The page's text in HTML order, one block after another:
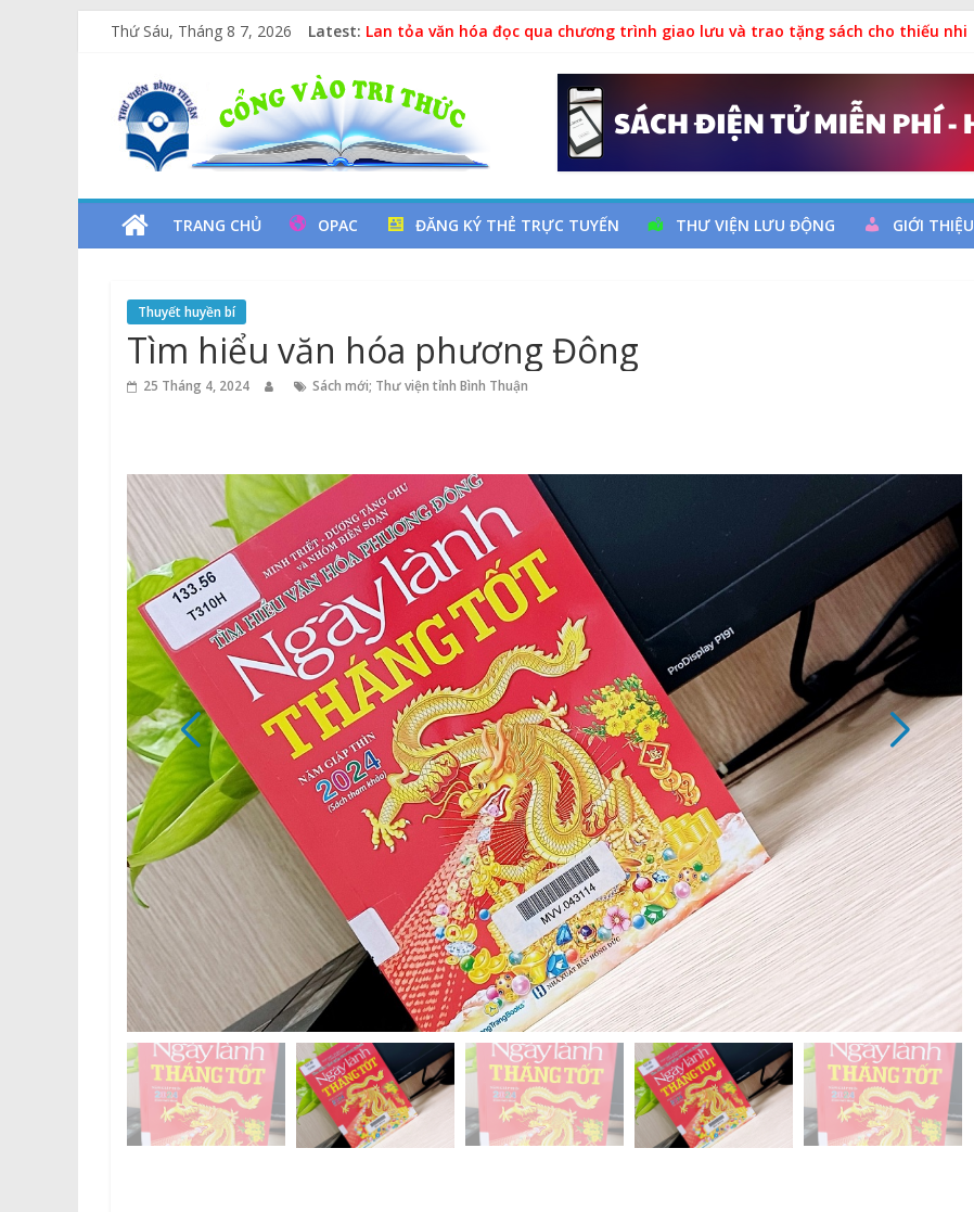
Thứ Sáu, Tháng 8 7, 2026 Latest: Vịt Con Cẩu Thả
Kỷ niệm 97 năm Ngày thành lập Công đoàn Việt Nam (28/7/1929 – 28/7/2026)
Xe Lu Và Xe Ca
Các yếu tố nguy cơ đột quỵ não và dự phòng
Thư
Viện
Tỉnh
Bình
Thuận
Cổng
TRANG CHỦ OPAC ĐĂNG KÝ THẺ TRỰC TUYẾN THƯ VIỆN LƯU ĐỘNG GIỚI THIỆU
Thuyết huyền bí
Tìm hiểu văn hóa phương Đông
25 Tháng 4, 2024 Sách mới; Thư viện tỉnh Bình Thuận